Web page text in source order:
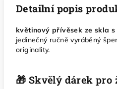
Detailní popis
květinový přívěsek ze skla
jedinečný ručně vyráběný
originality.
🎁 Skvělý dárek pro